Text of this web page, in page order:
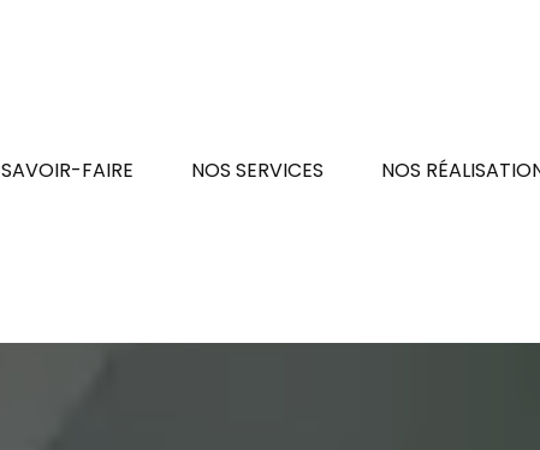
SAVOIR-FAIRE NOS SERVICES NOS